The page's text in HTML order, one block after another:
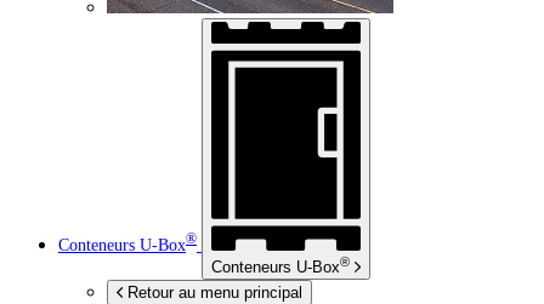
Conteneurs U-Box®
Conteneurs U-Box®
Retour au menu principal